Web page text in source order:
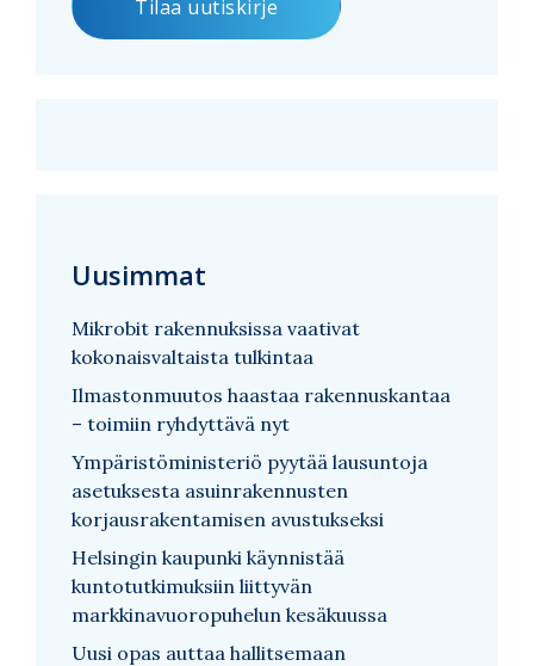
Uusimmat
Mikrobit rakennuksissa vaativat
kokonaisvaltaista tulkintaa
Ilmastonmuutos haastaa rakennuskantaa
– toimiin ryhdyttävä nyt
Ympäristöministeriö pyytää lausuntoja
asetuksesta asuinrakennusten
korjausrakentamisen avustukseksi
Helsingin kaupunki käynnistää
kuntotutkimuksiin liittyvän
markkinavuoropuhelun kesäkuussa
Uusi opas auttaa hallitsemaan